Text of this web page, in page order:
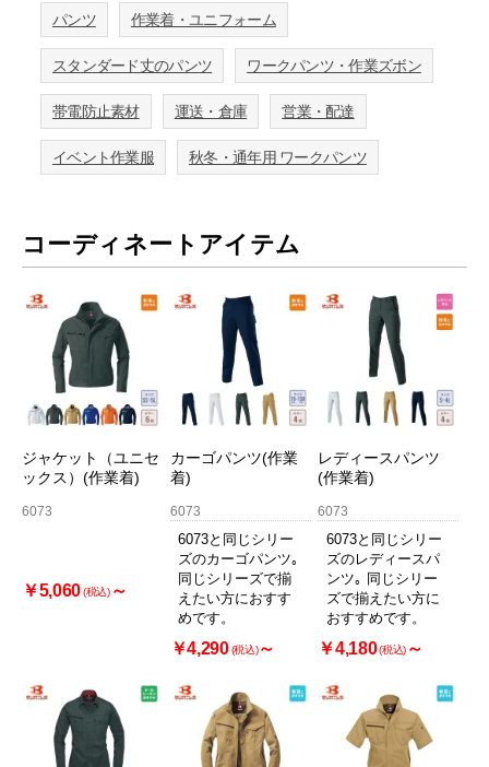
パンツ 作業着・ユニフォーム
スタンダード丈のパンツ ワークパンツ・作業ズボン
帯電防止素材 運送・倉庫 営業・配達
イベント作業服 秋冬・通年用 ワークパンツ
コーディネートアイテム
ジャケット（ユニセ
ックス）(作業着)
6073
￥5,060(税込)～
カーゴパンツ(作業
着)
6073
6073と同じシリー
ズのカーゴパンツ｡
同じシリーズで揃
えたい方におすす
めです。
￥4,290 (税込)～
レディースパンツ
(作業着)
6073
6073と同じシリー
ズのレディースパ
ンツ｡ 同じシリー
ズで揃えたい方に
おすすめです。
￥4,180(税込) ～